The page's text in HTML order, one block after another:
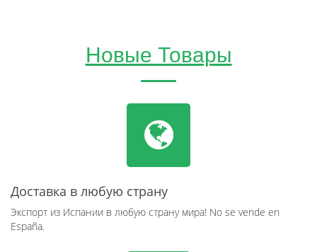
Новые Товары
Доставка в любую страну
Экспорт из Испании в любую страну мира! No se vende en
España.